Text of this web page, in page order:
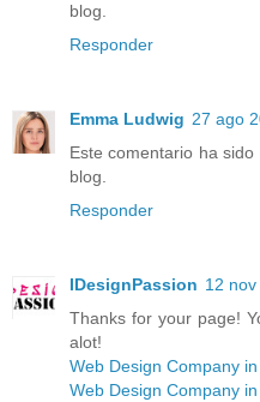
blog.
Responder
Emma Ludwig 27 ago
Este comentario ha
blog.
Responder
IDesignPassion 12
Thanks for your page!
alot!
Web Design Company
Web Design Company